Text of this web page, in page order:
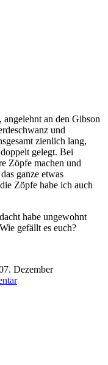
an den Gibson
und
zienlich lang,
gelegt. Bei
Zöpfe machen und
ganze etwas
Zöpfe habe ich auch
habe ungewohnt
gefällt es euch?
7. Dezember